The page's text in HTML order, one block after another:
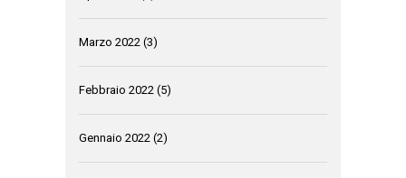
Marzo 2022 (3)
Febbraio 2022 (5)
Gennaio 2022 (2)